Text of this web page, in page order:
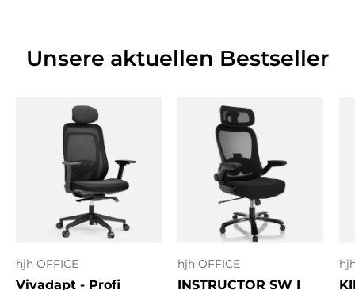
Unsere aktuellen Bestseller
hjh OFFICE
Vivadapt - Profi
hjh OFFICE
INSTRUCTOR SW I